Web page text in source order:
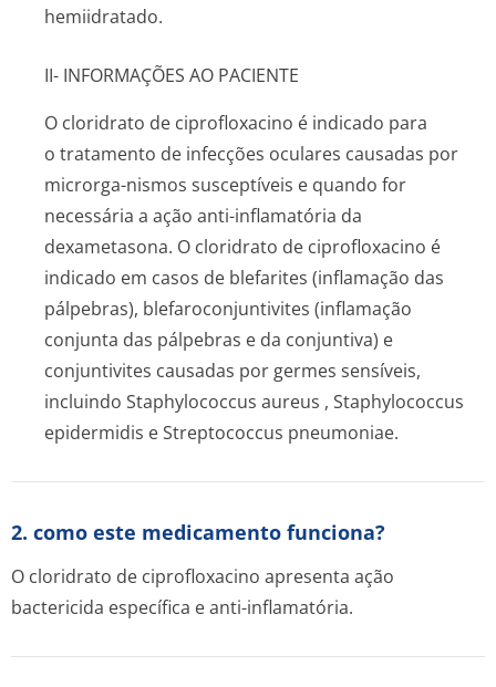
hemiidratado.
II- INFORMAÇÕES AO PACIENTE
O cloridrato de ciprofloxacino é indicado para
o tratamento de infecções oculares causadas por
microrga-nismos susceptíveis e quando for
necessária a ação anti-inflamatória da
dexametasona. O cloridrato de ciprofloxacino é
indicado em casos de blefarites (inflamação das
pálpebras), blefaroconjun­tivites (inflamação
conjunta das pálpebras e da conjuntiva) e
conjuntivites causadas por germes sensíveis,
incluindo Staphylococcus aureus , Staphylococcus
epidermidis eStreptococcus pneumoniae.
2. como este medicamento funciona?
O cloridrato de ciprofloxacino apresenta ação
bactericida específica e anti-inflamatória.